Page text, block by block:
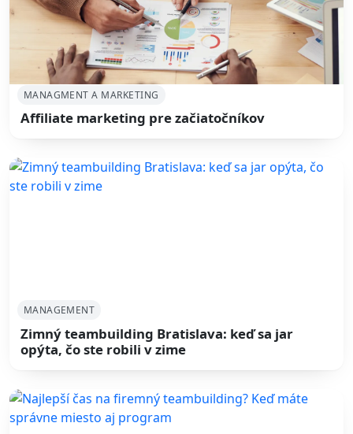
MANAGMENT A MARKETING
Affiliate marketing pre začiatočníkov
MANAGEMENT
Zimný teambuilding Bratislava: keď sa jar
opýta, čo ste robili v zime